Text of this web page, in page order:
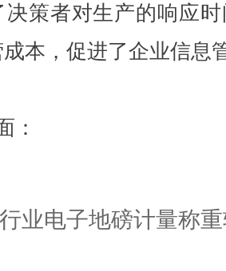
决策者对生产的响应
本，促进了企业信息
：